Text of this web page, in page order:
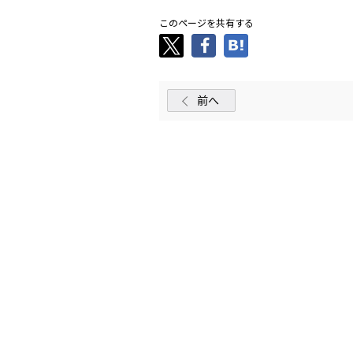
このページを共有する
前へ